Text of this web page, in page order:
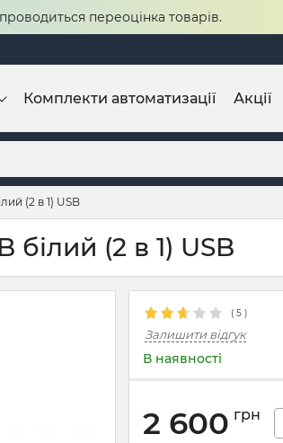
переоцінка товарів.
Комплекти автоматизації Акції
(2 в 1) USB
білий (2 в 1) USB
( 5 )
Залишити відгук
В наявності
2 600 грн